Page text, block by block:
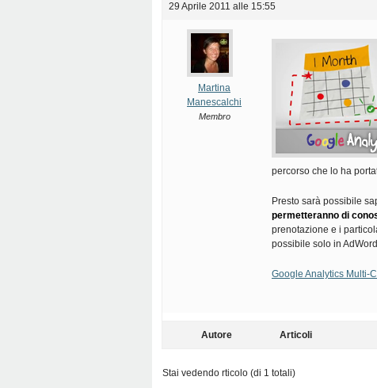
29 Aprile 2011 alle 15:55
Martina
Manescalchi
Membro
percorso che lo ha
Presto sarà possibile
permetteranno di
prenotazione e i
possibile solo in
Google Analytics Multi-
Autore Articoli
Stai vedendo rticolo (di 1 totali)